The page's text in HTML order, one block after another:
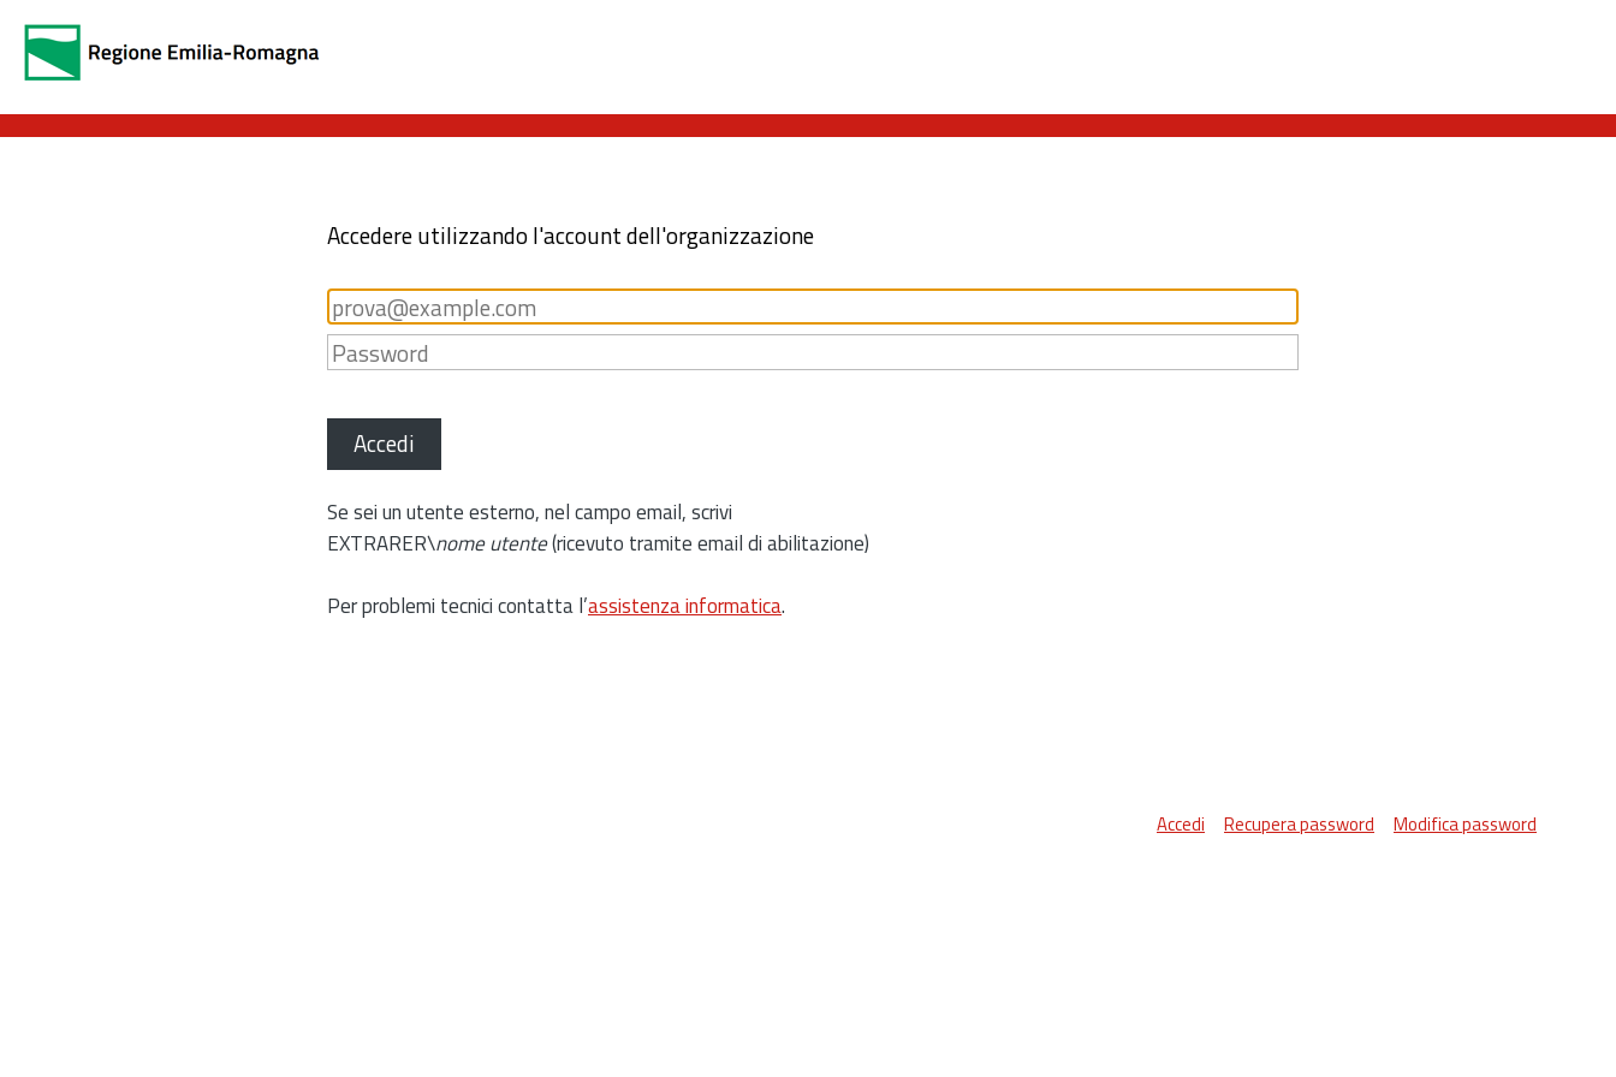
Accedere utilizzando l'account dell'organizzazione
Accedi
Se sei un utente esterno, nel campo email, scrivi
EXTRARER\nome utente(ricevuto tramite email di abilitazione)
Per problemi tecnici contatta l’assistenza informatica.
Accedi Recupera password Modifica password